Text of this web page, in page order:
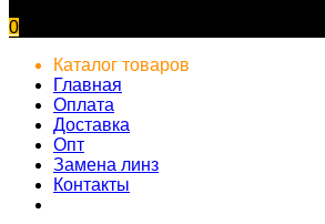
0
Каталог товаров
Главная
Оплата
Доставка
Опт
Замена линз
Контакты